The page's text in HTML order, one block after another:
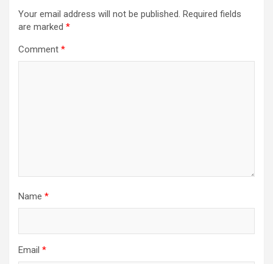
Your email address will not be published. Required fields
are marked *
Comment *
Name *
Email *